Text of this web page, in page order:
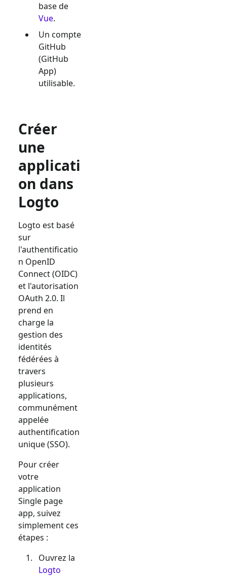
base de
Vue.
Un compte
GitHub
(GitHub
App)
utilisable.
Créer
une
applicati
on dans
Logto
Logto est basé
sur
l'authentificatio
n OpenID
Connect (OIDC)
et l'autorisation
OAuth 2.0. Il
prend en
charge la
gestion des
identités
fédérées à
travers
plusieurs
applications,
communément
appelée
authentification
unique (SSO).
Pour créer
votre
application
Single page
app, suivez
simplement ces
étapes :
Ouvrez la
Logto